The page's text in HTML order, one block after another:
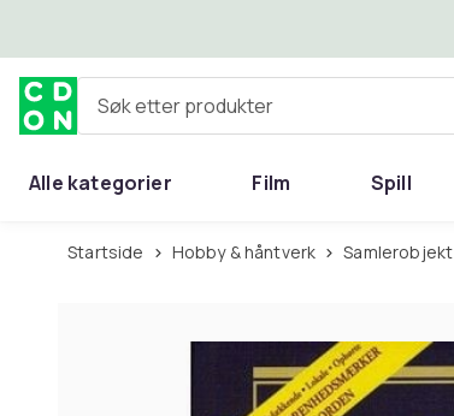
Søk etter produkter
Alle kategorier Film Spill
Startside Hobby & håntverk Samlerobjekt